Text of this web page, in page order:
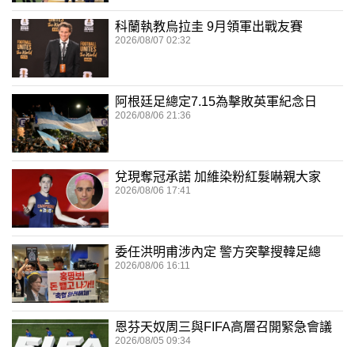
科蘭執教烏拉圭 9月領軍出戰友賽
2026/08/07 02:32
阿根廷足總定7.15為擊敗英軍紀念日
2026/08/06 21:36
兌現奪冠承諾 加維染粉紅髮嚇親大家
2026/08/06 17:41
委任洪明甫涉內定 警方突擊搜韓足總
2026/08/06 16:11
恩芬天奴周三與FIFA高層召開緊急會議
2026/08/05 09:34